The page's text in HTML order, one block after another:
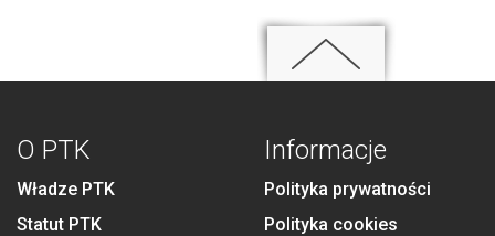
O PTK
Władze PTK
Statut PTK
Informacje
Polityka prywatności
Polityka cookies